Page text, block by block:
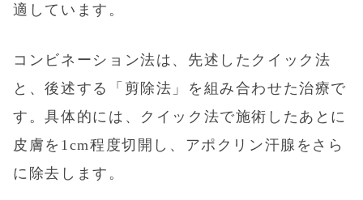
適しています。
コンビネーション法は、先述した クイック法
と、後述する「剪除法」を組み合わせた治療で
す。具体的には、 クイック法で施術したあとに
皮膚を1cm程度切開し、アポクリン汗腺をさら
に除去します。